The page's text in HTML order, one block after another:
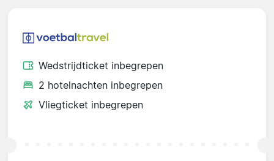
Wedstrijdticket inbegrepen
2 hotelnachten inbegrepen
Vliegticket inbegrepen